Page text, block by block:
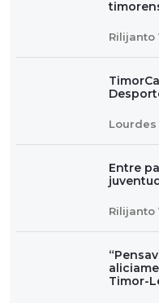
Rilijanto
Entre
Rilijanto
Timor-